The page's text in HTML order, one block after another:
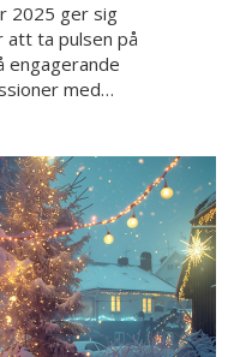
2025 ger sig
att ta pulsen på
engagerande
med…